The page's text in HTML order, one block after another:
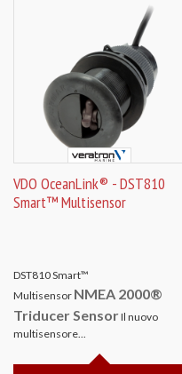
VDO OceanLink® - DST810
Smart™ Multisensor
DST810 Smart™
Multisensor NMEA 2000®
Triducer SensorIl nuovo
multisensore...